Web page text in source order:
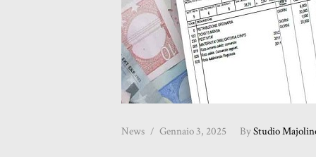
News Gennaio 3, 2025 ByStudio